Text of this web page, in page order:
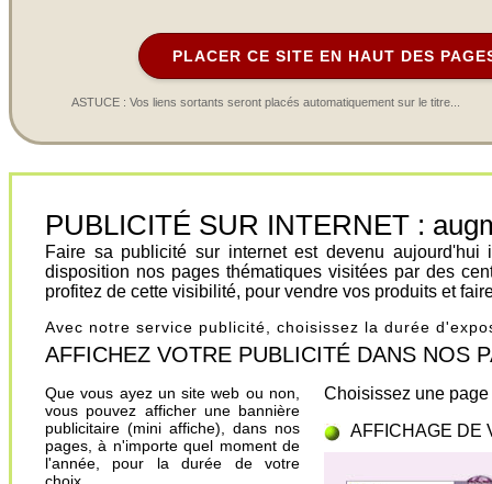
PLACER CE SITE EN HAUT DES
ASTUCE : Vos liens sortants seront placés automatiquement sur le titre...
PUBLICITÉ SUR INTERNET :
Faire sa publicité sur internet est devenu
disposition nos pages thématiques visitées par des
profitez de cette visibilité, pour vendre vos produits et
Avec notre service publicité, choisissez la durée
AFFICHEZ VOTRE PUBLICITÉ DANS NOS
Que vous ayez un site web ou non,
vous pouvez afficher une bannière
publicitaire (mini affiche), dans nos
pages, à n'importe quel moment de
l'année, pour la durée de votre
Choisissez une
AFFICHAGE DE